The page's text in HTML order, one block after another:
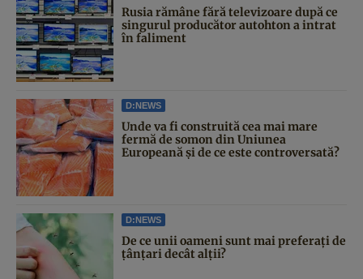
Rusia rămâne fără televizoare după ce
singurul producător autohton a intrat
în faliment
D:NEWS
Unde va fi construită cea mai mare
fermă de somon din Uniunea
Europeană și de ce este controversată?
D:NEWS
De ce unii oameni sunt mai preferați de
țânțari decât alții?